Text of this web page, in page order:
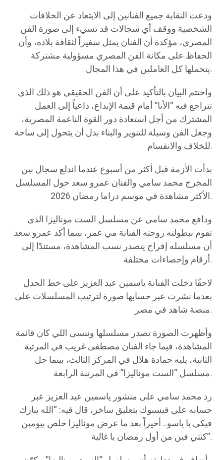
ودعت النقابة جميع الفنانين إلى الابتعاد عن الخلافات
الشخصية ووقف أي سجالات قد تسيء إلى صورة الفن
المصري، مؤكدة أن الفنان يمثل سفيراً لثقافة بلاده، وأن
الحفاظ على مكانة الفن المصري مسؤولية مشتركة
يتحملها كل العاملين في هذا المجال.
واختتم البيان بالتأكيد على أن الفن الحقيقي هو ذلك الذي
تتراجع فيه “الأنا” أمام قيمة الإبداع، داعياً إلى العمل
المشترك من أجل استعادة دور القوة الناعمة المصرية،
وجعل الفن وسيلة للتنوير والبناء بدل أن يتحول إلى ساحة
للخلاف والانقسام.
بدأت الأزمة قبل أكثر من أسبوع عندما اندلع سجال بين
المخرج محمد سامي والفنان عمرو سعد حول المسلسل
الأكثر مشاهدة في موسم دراما رمضان 2026.
ودافع محمد سامي عن مسلسل الست موناليزا الذي
تقوم ببطولته زوجته الفنانة مي عمر، بينما أكد عمرو سعد
أن مسلسله إفراج يتصدر نسب المشاهدة، مستندًا إلى
أرقام وإحصاءات مختلفة.
لاحقًا دخلت الفنانة ياسمين عبد العزيز على خط الجدل
بعدما نشرت عبر حسابها صورة لترتيب المسلسلات على
منصة شاهد في مصر.
وأظهرت الصورة تصدر مسلسلها وننسى اللي كان قائمة
المشاهدة، فيما جاء الفنان مصطفى غريب في المرتبة
الثانية، يليه حمادة هلال في المركز الثالث، بينما حل
مسلسل “الست موناليزا” في المرتبة الرابعة.
رد محمد سامي على منشور ياسمين عبد العزيز عبر
حسابه على فيسبوك بتعليق ساخر، قال فيه: “الله يبارك
فيكي يا ياسو.. أخيراً بعد ما عرض موناليزا خلص بيومين
كنتي فين من أول رمضان يا غالية”.